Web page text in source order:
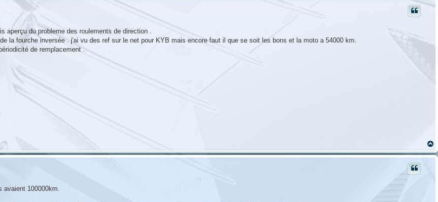
aperçu du probleme des roulements de direction .
la fourche inversée . j'ai vu des ref sur le net pour KYB mais encore faut il que se soit les bons et la moto a 54000 km.
de remplacement .
a
u
100000km.